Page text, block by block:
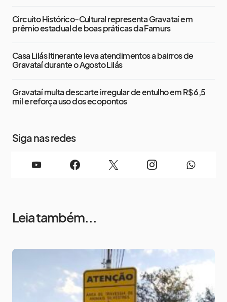
Circuito Histórico-Cultural representa Gravataí em
prêmio estadual de boas práticas da Famurs
Casa Lilás Itinerante leva atendimentos a bairros de
Gravataí durante o Agosto Lilás
Gravataí multa descarte irregular de entulho em R$ 6,5
mil e reforça uso dos ecopontos
Siga nas redes
Leia também...